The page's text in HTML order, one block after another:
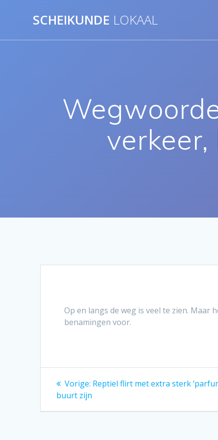
inhoud
SCHEIKUNDE LOKAAL
Op en langs de weg is veel te zien. Maar
benamingen voor.
Bericht
navigatie
Vorige: Vorig
Reptiel flirt met extra sterk
buurt zijn